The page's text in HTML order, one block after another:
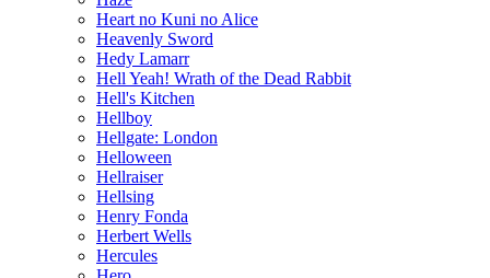
Heart no Kuni no Alice
Heavenly Sword
Hedy Lamarr
Hell Yeah! Wrath of the Dead Rabbit
Hell's Kitchen
Hellboy
Hellgate: London
Helloween
Hellraiser
Hellsing
Henry Fonda
Herbert Wells
Hercules